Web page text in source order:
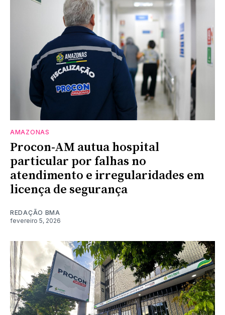
AMAZONAS
Procon-AM autua hospital
particular por falhas no
atendimento e irregularidades em
licença de segurança
REDAÇÃO BMA
fevereiro 5, 2026